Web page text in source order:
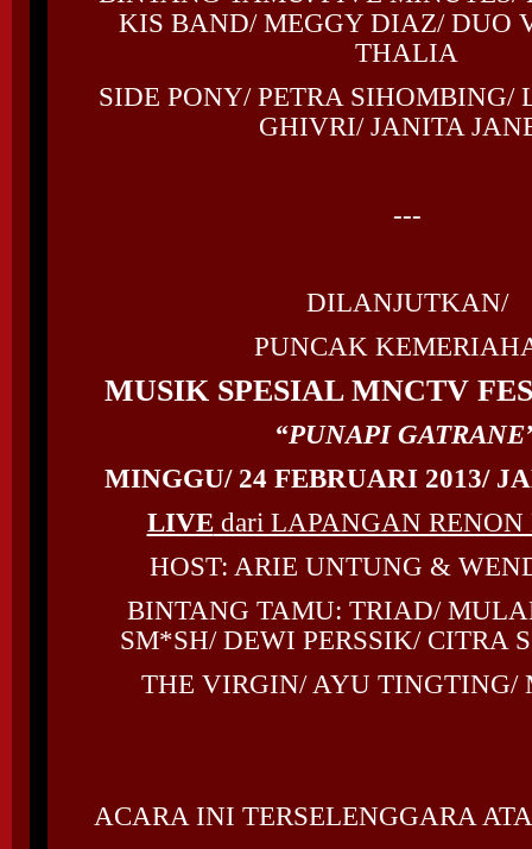
KIS BAND/ MEGGY DIAZ/ DUO
THALIA
SIDE PONY/ PETRA SIHOMBING/
GHIVRI/ JANITA
---
DILANJUTKAN/
PUNCAK
MUSIK SPESIAL MNCTV
“PUNAPI
MINGGU/ 24 FEBRUARI 2013/
LIVEdari LAPANGAN RENON
HOST: ARIE UNTUNG &
BINTANG TAMU: TRIAD/
SM*SH/ DEWI PERSSIK/ CITRA
THE VIRGIN/ AYU TINGTING/
ACARA INI TERSELENGGARA